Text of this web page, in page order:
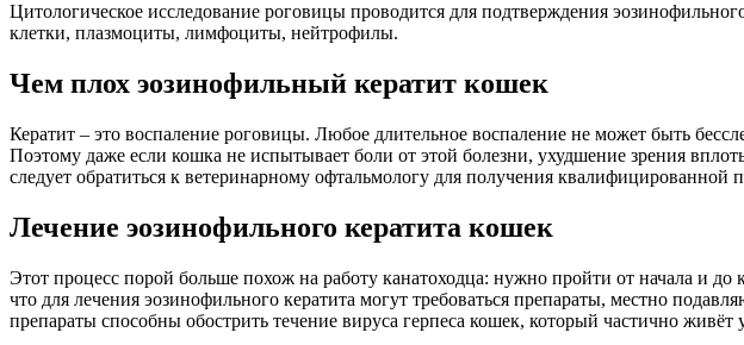
Цитологическое исследование роговицы проводится для подтверждения
клетки, плазмоциты, лимфоциты, нейтрофилы.
Чем плох эозинофильный кератит кошек
Кератит – это воспаление роговицы. Любое длительное воспаление не может быть
Поэтому даже если кошка не испытывает боли от этой болезни, ухудшение зрения
следует обратиться к ветеринарному офтальмологу для получения квалифицированной
Лечение эозинофильного кератита кошек
Этот процесс порой больше похож на работу канатоходца: нужно пройти от начала и
что для лечения эозинофильного кератита могут требоваться препараты, местно
препараты способны обострить течение вируса герпеса кошек, который частично